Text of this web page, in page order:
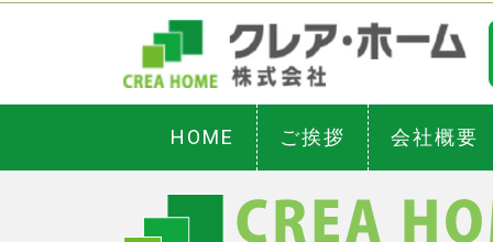
HOME ご挨拶 会社概要